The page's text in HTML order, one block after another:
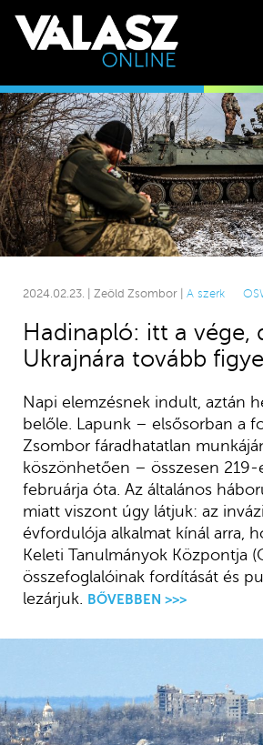
2024.02.23. | Zeöld Zsombor | A szerk
Hadinapló: itt a vége,
Ukrajnára tovább
Napi elemzésnek indult, aztán
belőle. Lapunk – elsősorban a
Zsombor fáradhatatlan
köszönhetően – összesen
februárja óta. Az általános
miatt viszont úgy látjuk: az
évfordulója alkalmat kínál arra,
Keleti Tanulmányok Központja
összefoglalóinak fordítását és
lezárjuk. BŐVEBBEN >>>